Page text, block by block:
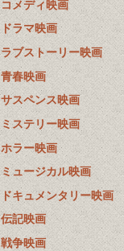
コメディ映画
ドラマ映画
ラブストーリー映画
青春映画
サスペンス映画
ミステリー映画
ホラー映画
ミュージカル映画
ドキュメンタリー映画
伝記映画
戦争映画